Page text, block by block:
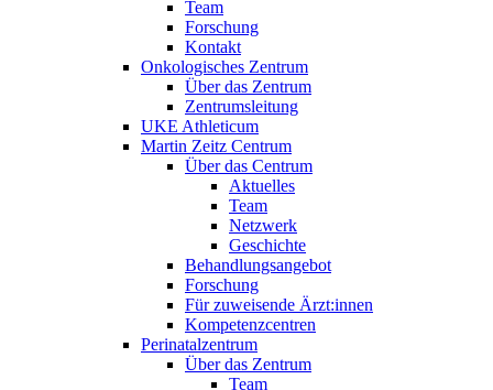
Team
Forschung
Kontakt
Onkologisches Zentrum
Über das Zentrum
Zentrumsleitung
UKE Athleticum
Martin Zeitz Centrum
Über das Centrum
Aktuelles
Team
Netzwerk
Geschichte
Behandlungsangebot
Forschung
Für zuweisende Ärzt:innen
Kompetenzcentren
Perinatalzentrum
Über das Zentrum
Team